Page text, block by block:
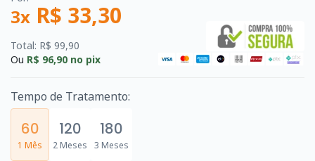
3x R$ 33,30
Total: R$ 99,90
Ou R$ 96,90 no pix
Tempo de Tratamento:
60
1 Mês
120
2 Meses
180
3 Meses